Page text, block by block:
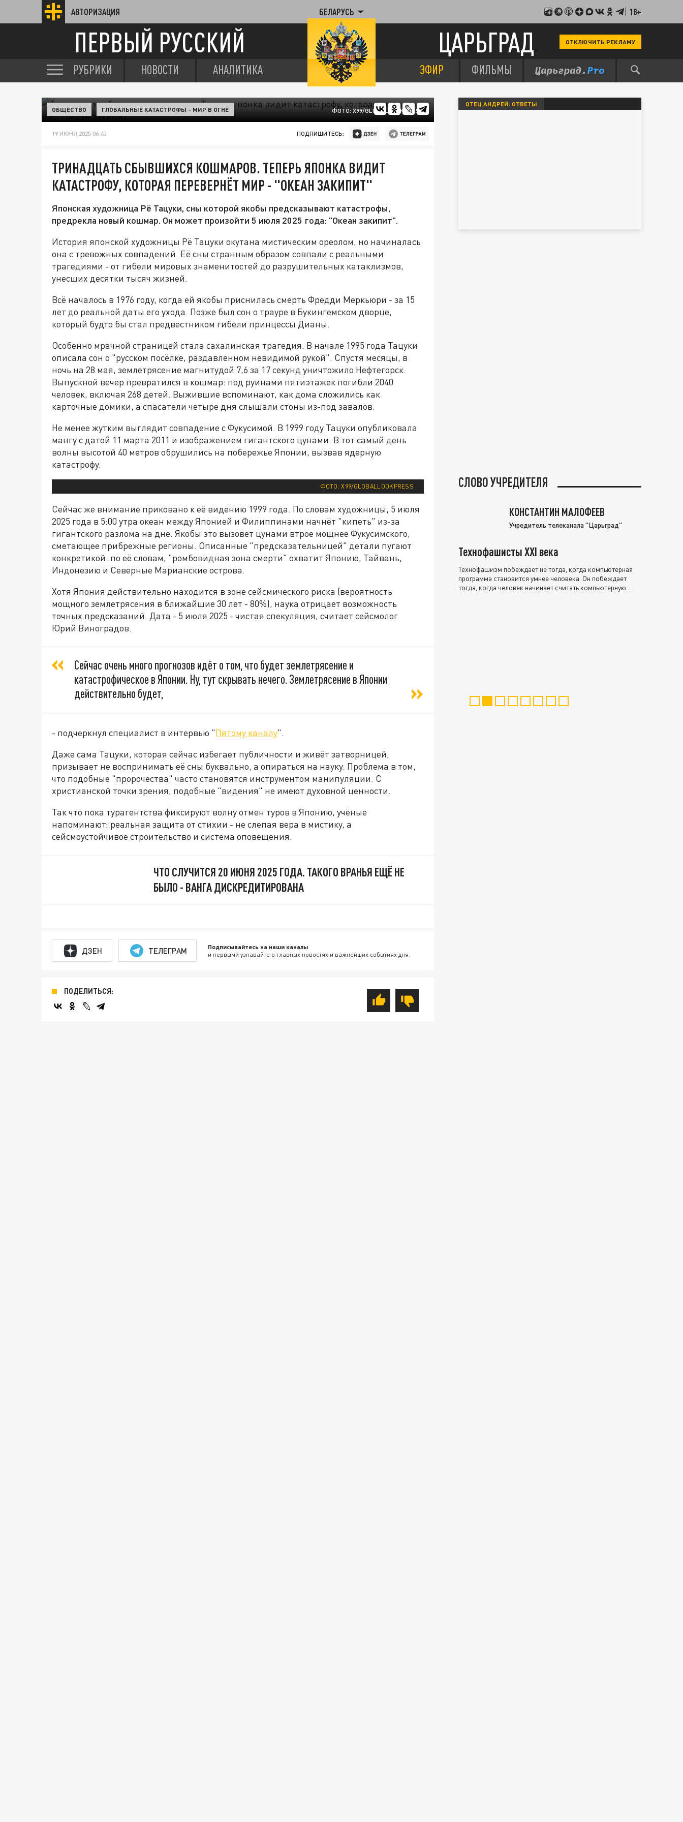
АВТОРИЗАЦИЯ БЕЛАРУСЬ 18+
ПЕРВЫЙ РУССКИЙ ЦАРЬГРАД ОТКЛЮЧИТЬ РЕКЛАМУ
РУБРИКИ НОВОСТИ АНАЛИТИКА ЭФИР ФИЛЬМЫ
ФОТО: X99/GLOBALLOOKPRESS
ОБЩЕСТВО ГЛОБАЛЬНЫЕ КАТАСТРОФЫ - МИР В ОГНЕ
19 ИЮНЯ 2025 06:45 ПОДПИШИТЕСЬ:
ТРИНАДЦАТЬ СБЫВШИХСЯ КОШМАРОВ. ТЕПЕРЬ ЯПОНКА ВИДИТ
КАТАСТРОФУ, КОТОРАЯ ПЕРЕВЕРНЁТ МИР - "ОКЕАН ЗАКИПИТ"
Японская художница Рё Тацуки, сны которой якобы предсказывают катастрофы,
предрекла новый кошмар. Он может произойти 5 июля 2025 года: "Океан закипит".
История японской художницы Рё Тацуки окутана мистическим ореолом, но начиналась
она с тревожных совпадений. Её сны странным образом совпали с реальными
трагедиями - от гибели мировых знаменитостей до разрушительных катаклизмов,
унесших десятки тысяч жизней.
Всё началось в 1976 году, когда ей якобы приснилась смерть Фредди Меркьюри - за 15
лет до реальной даты его ухода. Позже был сон о трауре в Букингемском дворце,
который будто бы стал предвестником гибели принцессы Дианы.
Особенно мрачной страницей стала сахалинская трагедия. В начале 1995 года Тацуки
описала сон о "русском посёлке, раздавленном невидимой рукой". Спустя месяцы, в
ночь на 28 мая, землетрясение магнитудой 7,6 за 17 секунд уничтожило Нефтегорск.
Выпускной вечер превратился в кошмар: под руинами пятиэтажек погибли 2040
человек, включая 268 детей. Выжившие вспоминают, как дома сложились как
карточные домики, а спасатели четыре дня слышали стоны из-под завалов.
Не менее жутким выглядит совпадение с Фукусимой. В 1999 году Тацуки опубликовала
мангу с датой 11 марта 2011 и изображением гигантского цунами. В тот самый день
волны высотой 40 метров обрушились на побережье Японии, вызвав ядерную
катастрофу.
ФОТО: X99/GLOBALLOOKPRESS
Сейчас же внимание приковано к её видению 1999 года. По словам художницы, 5 июля
2025 года в 5:00 утра океан между Японией и Филиппинами начнёт "кипеть" из-за
гигантского разлома на дне. Якобы это вызовет цунами втрое мощнее Фукусимского,
сметающее прибрежные регионы. Описанные "предсказательницей" детали пугают
конкретикой: по её словам, "ромбовидная зона смерти" охватит Японию, Тайвань,
Индонезию и Северные Марианские острова.
Хотя Япония действительно находится в зоне сейсмического риска (вероятность
мощного землетрясения в ближайшие 30 лет - 80%), наука отрицает возможность
точных предсказаний. Дата - 5 июля 2025 - чистая спекуляция, считает сейсмолог
Юрий Виноградов.
Сейчас очень много прогнозов идёт о том, что будет землетрясение и
катастрофическое в Японии. Ну, тут скрывать нечего. Землетрясение в Японии
действительно будет,
- подчеркнул специалист в интервью "Пятому каналу".
Даже сама Тацуки, которая сейчас избегает публичности и живёт затворницей,
призывает не воспринимать её сны буквально, а опираться на науку. Проблема в том,
что подобные "пророчества" часто становятся инструментом манипуляции. С
христианской точки зрения, подобные "видения" не имеют духовной ценности.
Так что пока турагентства фиксируют волну отмен туров в Японию, учёные
напоминают: реальная защита от стихии - не слепая вера в мистику, а
сейсмоустойчивое строительство и система оповещения.
ЧТО СЛУЧИТСЯ 20 ИЮНЯ 2025 ГОДА. ТАКОГО ВРАНЬЯ ЕЩЁ НЕ
БЫЛО - ВАНГА ДИСКРЕДИТИРОВАНА
ДЗЕН ТЕЛЕГРАМ Подписывайтесь на наши каналы
и первыми узнавайте о главных новостях и важнейших событиях дня.
ПОДЕЛИТЬСЯ:
ОТЕЦ АНДРЕЙ: ОТВЕТЫ
СЛОВО УЧРЕДИТЕЛЯ
КОНСТАНТИН МАЛОФЕЕВ
Учредитель телеканала "Царьград"
Технофашисты XXI века
Технофашизм побеждает не тогда, когда компьютерная
программа становится умнее человека. Он побеждает
тогда, когда человек начинает считать компьютерную